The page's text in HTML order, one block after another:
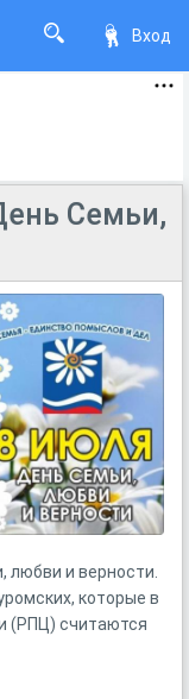
Вход
Семьи,
любви и верности.
которые в
(РПЦ) считаются